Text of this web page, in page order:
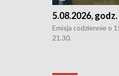
5.08.2026,
Emisja codziennie o
21.30.